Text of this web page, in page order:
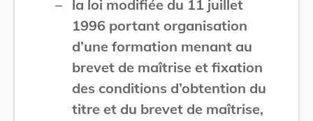
–
la loi modifiée du 11 juillet
1996 portant organisation
d’une formation menant au
brevet de maîtrise et fixation
des conditions d’obtention du
titre et du brevet de maîtrise,